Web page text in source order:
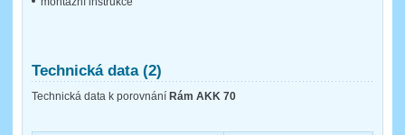
Technická data (2)
Technická data k porovnání Rám AKK 70